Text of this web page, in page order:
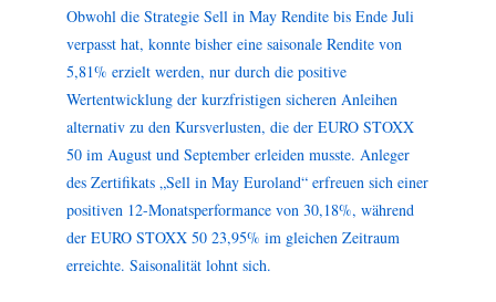
Obwohl die Strategie Sell in May Rendite bis Ende Juli
verpasst hat, konnte bisher eine saisonale Rendite von
5,81% erzielt werden, nur durch die positive
Wertentwicklung der kurzfristigen sicheren Anleihen
alternativ zu den Kursverlusten, die der EURO STOXX
50 im August und September erleiden musste. Anleger
des Zertifikats „Sell in May Euroland“ erfreuen sich einer
positiven 12-Monatsperformance von 30,18%, während
der EURO STOXX 50 23,95% im gleichen Zeitraum
erreichte. Saisonalität lohnt sich.